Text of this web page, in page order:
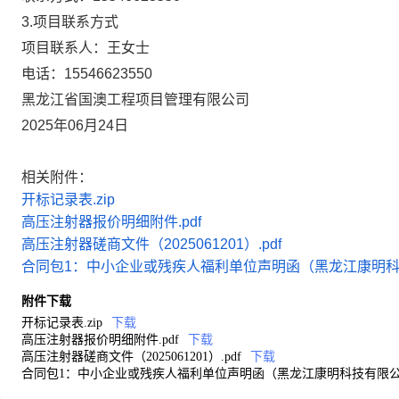
3.项目联系方式
项目联系人：
王女士
电话： 15546623550
黑龙江省国澳工程项目管理有限公司
2025年06月24日
相关附件：
开标记录表.zip
高压注射器报价明细附件.pdf
高压注射器磋商文件（2025061201）.pdf
合同包1：中小企业或残疾人福利单位声明函（黑龙江康明
附件下载
开标记录表.zip
下载
高压注射器报价明细附件.pdf
下载
高压注射器磋商文件（2025061201）.pdf
下载
合同包1：中小企业或残疾人福利单位声明函（黑龙江康明科技有限